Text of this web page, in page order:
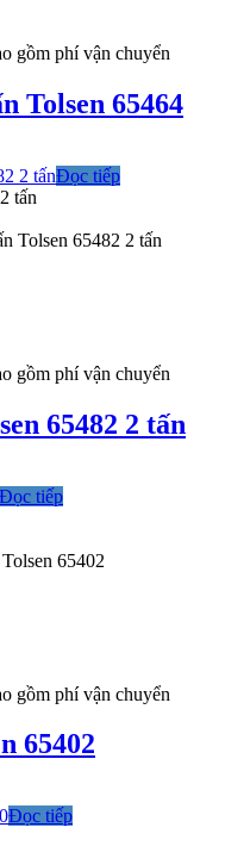
gồm phí vận chuyển
Tolsen 65464
Đọc tiếp
tấn
Tolsen 65482 2 tấn
gồm phí vận chuyển
65482 2 tấn
Đọc tiếp
65402
gồm phí vận chuyển
65402
Đọc tiếp